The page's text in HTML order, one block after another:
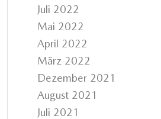
Juli 2022
Mai 2022
April 2022
März 2022
Dezember 2021
August 2021
Juli 2021